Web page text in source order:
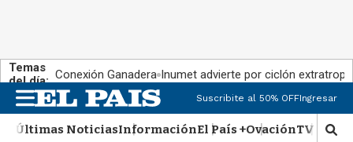
Temas
del día: Conexión Ganadera Inumet advierte por ciclón
n
u
Suscribite al 50% OFFIngresar
Últimas NoticiasInformaciónEl País +OvaciónTV Show
M